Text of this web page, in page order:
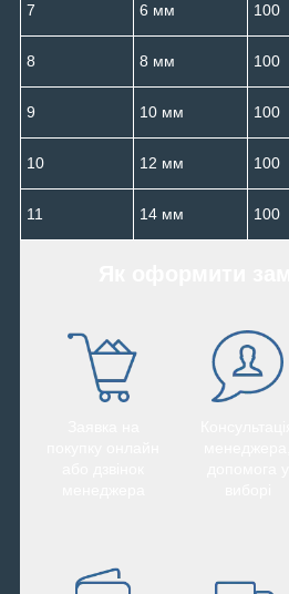
7 6 мм 100
8 8 мм 100
9 10 мм 100
10 12 мм 100
11 14 мм 100